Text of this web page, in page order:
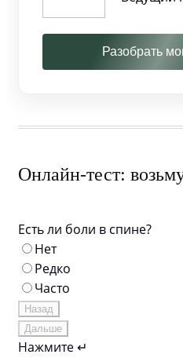
Разобрать
Онлайн-тест:
Есть ли боли в спине?
Нет
Редко
Часто
Назад
Дальше
Нажмите ↵